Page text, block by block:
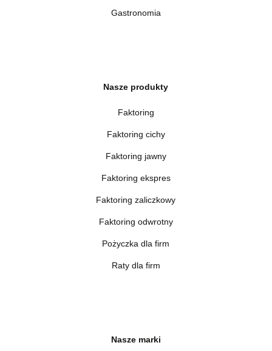
Gastronomia
Nasze produkty
Faktoring
Faktoring cichy
Faktoring jawny
Faktoring ekspres
Faktoring zaliczkowy
Faktoring odwrotny
Pożyczka dla firm
Raty dla firm
Nasze marki